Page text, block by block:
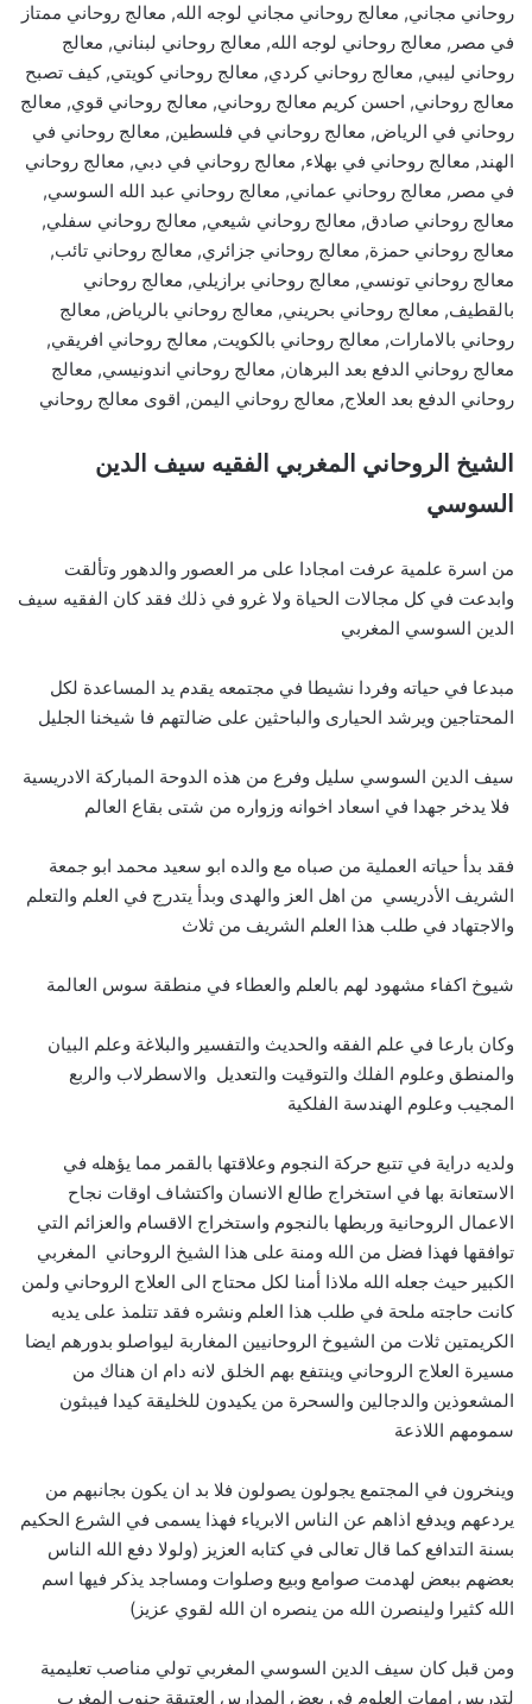
روحاني مجاني, معالج روحاني مجاني لوجه الله, معالج روحاني ممتاز
في مصر, معالج روحاني لوجه الله, معالج روحاني لبناني, معالج
روحاني ليبي, معالج روحاني كردي, معالج روحاني كويتي, كيف تصبح
معالج روحاني, احسن كريم معالج روحاني, معالج روحاني قوي, معالج
روحاني في الرياض, معالج روحاني في فلسطين, معالج روحاني في
الهند, معالج روحاني في بهلاء, معالج روحاني في دبي, معالج روحاني
في مصر, معالج روحاني عماني, معالج روحاني عبد الله السوسي,
معالج روحاني صادق, معالج روحاني شيعي, معالج روحاني سفلي,
معالج روحاني حمزة, معالج روحاني جزائري, معالج روحاني تائب,
معالج روحاني تونسي, معالج روحاني برازيلي, معالج روحاني
بالقطيف, معالج روحاني بحريني, معالج روحاني بالرياض, معالج
روحاني بالامارات, معالج روحاني بالكويت, معالج روحاني افريقي,
معالج روحاني الدفع بعد البرهان, معالج روحاني اندونيسي, معالج
روحاني الدفع بعد العلاج, معالج روحاني اليمن, اقوى معالج روحاني
الشيخ الروحاني المغربي الفقيه سيف الدين
السوسي
من اسرة علمية عرفت امجادا على مر العصور والدهور وتألقت
وابدعت في كل مجالات الحياة ولا غرو في ذلك فقد كان الفقيه سيف
الدين السوسي المغربي
مبدعا في حياته وفردا نشيطا في مجتمعه يقدم يد المساعدة لكل
المحتاجين ويرشد الحيارى والباحثين على ضالتهم فا شيخنا الجليل
سيف الدين السوسي سليل وفرع من هذه الدوحة المباركة الادريسية
فلا يدخر جهدا في اسعاد اخوانه وزواره من شتى بقاع العالم
فقد بدأ حياته العملية من صباه مع والده ابو سعيد محمد ابو جمعة
الشريف الأدريسي من اهل العز والهدى وبدأ يتدرج في العلم والتعلم
والاجتهاد في طلب هذا العلم الشريف من ثلاث
شيوخ اكفاء مشهود لهم بالعلم والعطاء في منطقة سوس العالمة
وكان بارعا في علم الفقه والحديث والتفسير والبلاغة وعلم البيان
والمنطق وعلوم الفلك والتوقيت والتعديل والاسطرلاب والربع
المجيب وعلوم الهندسة الفلكية
ولديه دراية في تتبع حركة النجوم وعلاقتها بالقمر مما يؤهله في
الاستعانة بها في استخراج طالع الانسان واكتشاف اوقات نجاح
الاعمال الروحانية وربطها بالنجوم واستخراج الاقسام والعزائم التي
توافقها فهذا فضل من الله ومنة على هذا الشيخ الروحاني المغربي
الكبير حيث جعله الله ملاذا أمنا لكل محتاج الى العلاج الروحاني ولمن
كانت حاجته ملحة في طلب هذا العلم ونشره فقد تتلمذ على يديه
الكريمتين ثلات من الشيوخ الروحانيين المغاربة ليواصلو بدورهم ايضا
مسيرة العلاج الروحاني وينتفع بهم الخلق لانه دام ان هناك من
المشعوذين والدجالين والسحرة من يكيدون للخليقة كيدا فيبثون
سمومهم اللاذعة
وينخرون في المجتمع يجولون يصولون فلا بد ان يكون بجانبهم من
يردعهم ويدفع اذاهم عن الناس الابرياء فهذا يسمى في الشرع الحكيم
بسنة التدافع كما قال تعالى في كتابه العزيز (ولولا دفع الله الناس
بعضهم ببعض لهدمت صوامع وبيع وصلوات ومساجد يذكر فيها اسم
الله كثيرا ولينصرن الله من ينصره ان الله لقوي عزيز)
ومن قبل كان سيف الدين السوسي المغربي تولي مناصب تعليمية
لتدريس امهات العلوم في بعض المدارس العتيقة جنوب المغرب